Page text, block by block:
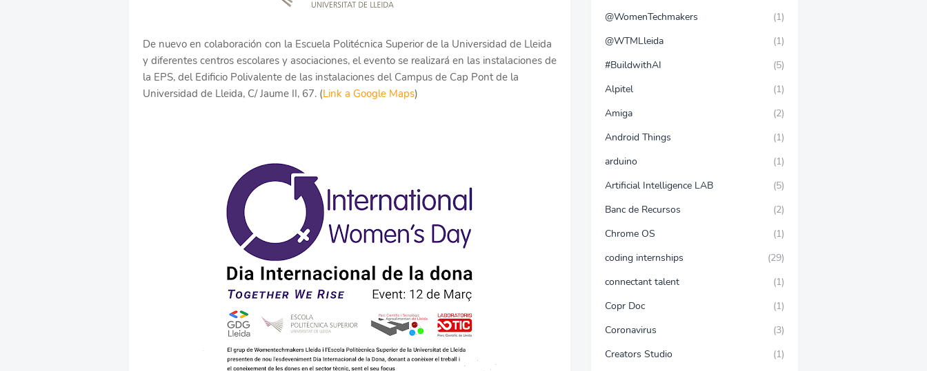
De nuevo en colaboración con la Escuela Politécnica Superior de la Universidad de Lleida
y diferentes centros escolares y asociaciones, el evento se realizará en las instalaciones de
la EPS, del Edificio Polivalente de las instalaciones del Campus de Cap Pont de la
Universidad de Lleida, C/ Jaume II, 67. (Link a Google Maps)
@WomenTechmakers
(1)
@WTMLleida
(1)
#BuildwithAI
(5)
Alpitel
(1)
Amiga
(2)
Android Things
(1)
arduino
(1)
Artificial Intelligence LAB
(5)
Banc de Recursos
(2)
Chrome OS
(1)
coding internships
(29)
connectant talent
(1)
Copr Doc
(1)
Coronavirus
(3)
Creators Studio
(1)